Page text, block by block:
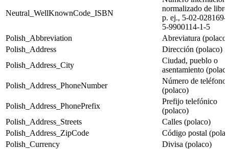
Neutral_WellKnownCode_ISBN
normalizado de
p. ej., 5-02-028169-
5-9900114-1-5
Polish_Abbreviation
Abreviatura (polaco)
Polish_Address
Dirección (polaco)
Polish_Address_City
Ciudad, pueblo o
asentamiento
Polish_Address_PhoneNumber
Número de teléfono
(polaco)
Polish_Address_PhonePrefix
Prefijo telefónico
(polaco)
Polish_Address_Streets
Calles (polaco)
Polish_Address_ZipCode
Código postal
Polish_Currency
Divisa (polaco)